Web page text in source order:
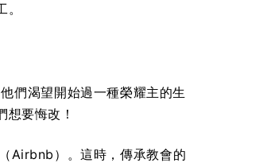
們渴望開始過一種榮耀主的生
要悔改！
Airbnb）。這時，傳承教會的